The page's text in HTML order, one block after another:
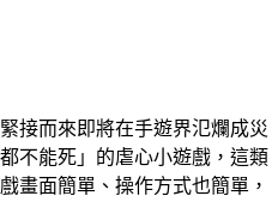
接而來即將在手遊界氾爛成災
不能死」的虐心小遊戲，這類
畫面簡單、操作方式也簡單，